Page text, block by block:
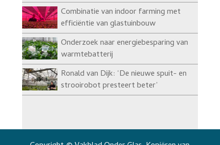
Combinatie van indoor farming met
efficiëntie van glastuinbouw
Onderzoek naar energiebesparing van
warmtebatterij
Ronald van Dijk: ‘De nieuwe spuit- en
strooirobot presteert beter’